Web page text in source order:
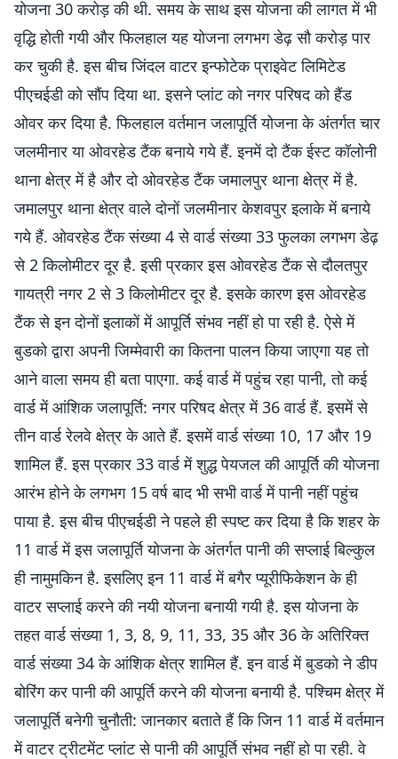
योजना 30 करोड़ की थी. समय के साथ इस योजना की लागत में भी
वृद्धि होती गयी और फिलहाल यह योजना लगभग डेढ़ सौ करोड़ पार
कर चुकी है. इस बीच जिंदल वाटर इन्फोटेक प्राइवेट लिमिटेड
पीएचईडी को सौंप दिया था. इसने प्लांट को नगर परिषद को हैंड
ओवर कर दिया है. फिलहाल वर्तमान जलापूर्ति योजना के अंतर्गत चार
जलमीनार या ओवरहेड टैंक बनाये गये हैं. इनमें दो टैंक ईस्ट कॉलोनी
थाना क्षेत्र में है और दो ओवरहेड टैंक जमालपुर थाना क्षेत्र में है.
जमालपुर थाना क्षेत्र वाले दोनों जलमीनार केशवपुर इलाके में बनाये
गये हैं. ओवरहेड टैंक संख्या 4 से वार्ड संख्या 33 फुलका लगभग डेढ़
से 2 किलोमीटर दूर है. इसी प्रकार इस ओवरहेड टैंक से दौलतपुर
गायत्री नगर 2 से 3 किलोमीटर दूर है. इसके कारण इस ओवरहेड
टैंक से इन दोनों इलाकों में आपूर्ति संभव नहीं हो पा रही है. ऐसे में
बुडको द्वारा अपनी जिम्मेवारी का कितना पालन किया जाएगा यह तो
आने वाला समय ही बता पाएगा. कई वार्ड में पहुंच रहा पानी, तो कई
वार्ड में आंशिक जलापूर्ति: नगर परिषद क्षेत्र में 36 वार्ड हैं. इसमें से
तीन वार्ड रेलवे क्षेत्र के आते हैं. इसमें वार्ड संख्या 10, 17 और 19
शामिल हैं. इस प्रकार 33 वार्ड में शुद्ध पेयजल की आपूर्ति की योजना
आरंभ होने के लगभग 15 वर्ष बाद भी सभी वार्ड में पानी नहीं पहुंच
पाया है. इस बीच पीएचईडी ने पहले ही स्पष्ट कर दिया है कि शहर के
11 वार्ड में इस जलापूर्ति योजना के अंतर्गत पानी की सप्लाई बिल्कुल
ही नामुमकिन है. इसलिए इन 11 वार्ड में बगैर प्यूरीफिकेशन के ही
वाटर सप्लाई करने की नयी योजना बनायी गयी है. इस योजना के
तहत वार्ड संख्या 1, 3, 8, 9, 11, 33, 35 और 36 के अतिरिक्त
वार्ड संख्या 34 के आंशिक क्षेत्र शामिल हैं. इन वार्ड में बुडको ने डीप
बोरिंग कर पानी की आपूर्ति करने की योजना बनायी है. पश्चिम क्षेत्र में
जलापूर्ति बनेगी चुनौती: जानकार बताते हैं कि जिन 11 वार्ड में वर्तमान
में वाटर ट्रीटमेंट प्लांट से पानी की आपूर्ति संभव नहीं हो पा रही. वे